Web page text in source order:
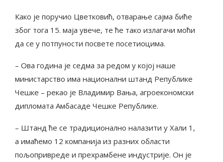
Како је поручио Цветковић, отварање сајма биће
због тога 15. маја увече, те ће тако излагачи моћи
да се у потпуности посвете посетиоцима.
– Ова година је седма за редом у којој наше
министарство има национални штанд Републике
Чешке – рекао је Владимир Вања, агроекономски
дипломата Амбасаде Чешке Републике.
– Штанд ће се традиционално налазити у Хали 1,
а имаћемо 12 компанија из разних области
пољопривреде и прехрамбене индустрије. Он је